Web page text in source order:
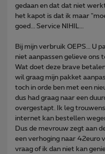
gedaan en dat dat niet
het kapot is dat ik maar
goed... Service NIHIL...
Bij mijn verbruik OEPS... U
niet aanpassen gelieve ons
Wat doet deze brave
wil graag mijn pakket
toch in orde ben met een
dus had graag naar een
overgestapt. Ik leg
internet kan bestellen
Dus de mevrouw zegt aan
een verhoging naar 42euro
vraag of ik dan niet kan